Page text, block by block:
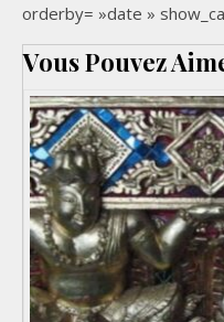
orderby= »date »
Vous Pouvez